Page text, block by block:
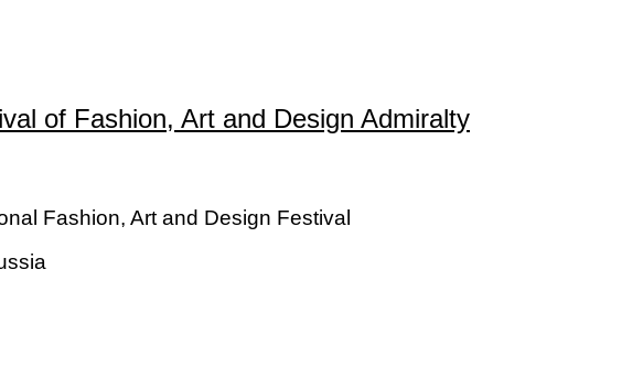
of Fashion, Art and Design Admiralty
Fashion, Art and Design Festival